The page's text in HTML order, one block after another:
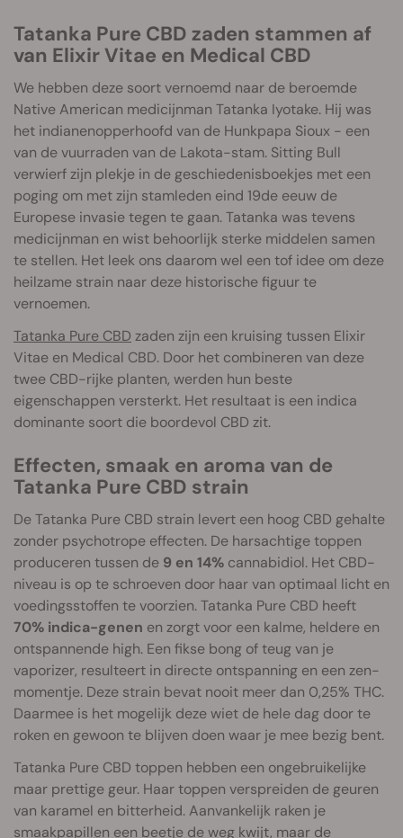
Tatanka Pure CBD zaden stammen af
van Elixir Vitae en Medical CBD
We hebben deze soort vernoemd naar de beroemde
Native American medicijnman Tatanka Iyotake. Hij was
het indianenopperhoofd van de Hunkpapa Sioux - een
van de vuurraden van de Lakota-stam. Sitting Bull
verwierf zijn plekje in de geschiedenisboekjes met een
poging om met zijn stamleden eind 19de eeuw de
Europese invasie tegen te gaan. Tatanka was tevens
medicijnman en wist behoorlijk sterke middelen samen
te stellen. Het leek ons daarom wel een tof idee om deze
heilzame strain naar deze historische figuur te
vernoemen.
Tatanka Pure CBD zaden zijn een kruising tussen Elixir
Vitae en Medical CBD. Door het combineren van deze
twee CBD-rijke planten, werden hun beste
eigenschappen versterkt. Het resultaat is een indica
dominante soort die boordevol CBD zit.
Effecten, smaak en aroma van de
Tatanka Pure CBD strain
De Tatanka Pure CBD strain levert een hoog CBD gehalte
zonder psychotrope effecten. De harsachtige toppen
produceren tussen de 9 en 14% cannabidiol. Het CBD-
niveau is op te schroeven door haar van optimaal licht en
voedingsstoffen te voorzien. Tatanka Pure CBD heeft
70% indica-genen en zorgt voor een kalme, heldere en
ontspannende high. Een fikse bong of teug van je
vaporizer, resulteert in directe ontspanning en een zen-
momentje. Deze strain bevat nooit meer dan 0,25% THC.
Daarmee is het mogelijk deze wiet de hele dag door te
roken en gewoon te blijven doen waar je mee bezig bent.
Tatanka Pure CBD toppen hebben een ongebruikelijke
maar prettige geur. Haar toppen verspreiden de geuren
van karamel en bitterheid. Aanvankelijk raken je
smaakpapillen een beetje de weg kwijt, maar de